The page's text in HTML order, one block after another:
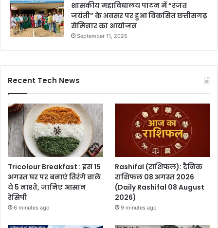
शासकीय महाविद्यालय पाटन में “रजत
जयंती” के अवसर पर हुआ विकसित छत्तीसगढ़
सेमिनार का आयोजन
September 11, 2025
Recent Tech News
Tricolour Breakfast : इस 15
अगस्त घर पर बनाएं तिरंगे वाले
ये 5 नाश्ते, जानिए आसान
रेसिपी
6 minutes ago
Rashifal (राशिफल): दैनिक
राशिफल 08 अगस्त 2026
(Daily Rashifal 08 August
2026)
9 minutes ago